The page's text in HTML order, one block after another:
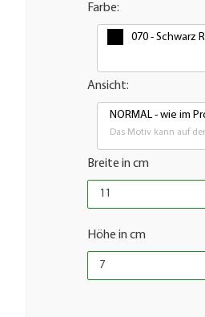
Farbe:
070 - Schwarz
Ansicht:
NORMAL - wie im
Das Motiv kann auf
Breite in cm
Höhe in cm